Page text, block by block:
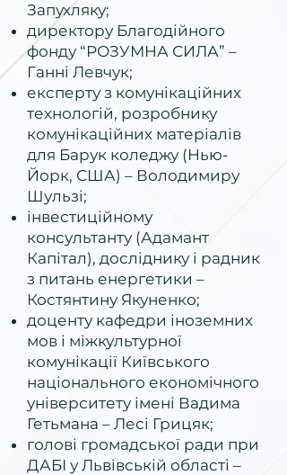
Запухляку;
директору Благодійного
фонду “РОЗУМНА СИЛА” –
Ганні Левчук;
експерту з комунікаційних
технологій, розробнику
комунікаційних матеріалів
для Барук коледжу (Нью-
Йорк, США) – Володимиру
Шульзі;
інвестиційному
консультанту (Адамант
Капітал), досліднику і радник
з питань енергетики –
Костянтину Якуненко;
доценту кафедри іноземних
мов і міжкультурної
комунікації Київського
національного економічного
університету імені Вадима
Гетьмана – Лесі Грицяк;
голові громадської ради при
ДАБІ у Львівській області –